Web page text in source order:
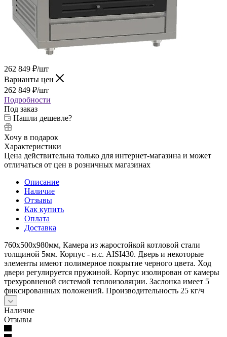
262 849 ₽/шт
Варианты цен
262 849 ₽/шт
Подробности
Под заказ
Нашли дешевле?
Хочу в подарок
Характеристики
Цена действительна только для интернет-магазина и может
отличаться от цен в розничных магазинах
Описание
Наличие
Отзывы
Как купить
Оплата
Доставка
760х500х980мм, Камера из жаростойкой котловой стали
толщиной 5мм. Корпус - н.с. AISI430. Дверь и некоторые
элементы имеют полимерное покрытие черного цвета. Ход
двери регулируется пружиной. Корпус изолирован от камеры
трехуровненой системой теплоизоляции. Заслонка имеет 5
фиксированных положений. Производительность 25 кг/ч
Наличие
Отзывы